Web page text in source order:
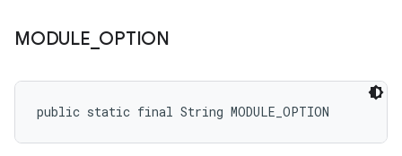
MODULE OPTION
public static final String MODULE_OPTION